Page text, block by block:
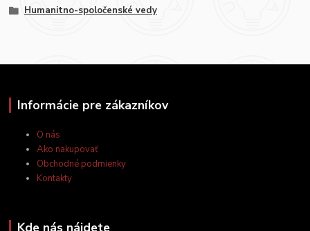
Humanitno-spoločenské vedy
Informácie pre zákazníkov
O nás
Ako nakupovať
Obchodné podmienky
Kontakty
Kde nás nájdete